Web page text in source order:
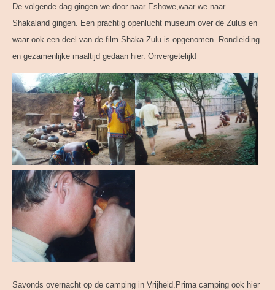
De volgende dag gingen we door naar Eshowe,waar we naar
Shakaland gingen. Een prachtig openlucht museum over de Zulus en
waar ook een deel van de film Shaka Zulu is opgenomen. Rondleiding
en gezamenlijke maaltijd gedaan hier. Onvergetelijk!
Savonds overnacht op de camping in Vrijheid.Prima camping ook hier